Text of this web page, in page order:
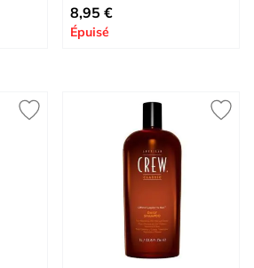
Prix spécial
8,95 €
Épuisé